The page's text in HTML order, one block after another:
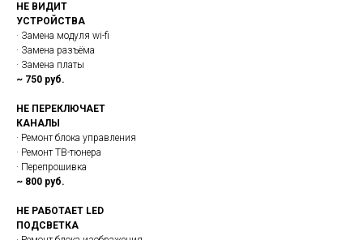
НЕ ВИДИТ
УСТРОЙСТВА
· Замена модуля wi-fi
· Замена разъёма
· Замена платы
~ 750 руб.
НЕ ПЕРЕКЛЮЧАЕТ
КАНАЛЫ
· Ремонт блока управления
· Ремонт ТВ-тюнера
· Перепрошивка
~ 800 руб.
НЕ РАБОТАЕТ LED
ПОДСВЕТКА